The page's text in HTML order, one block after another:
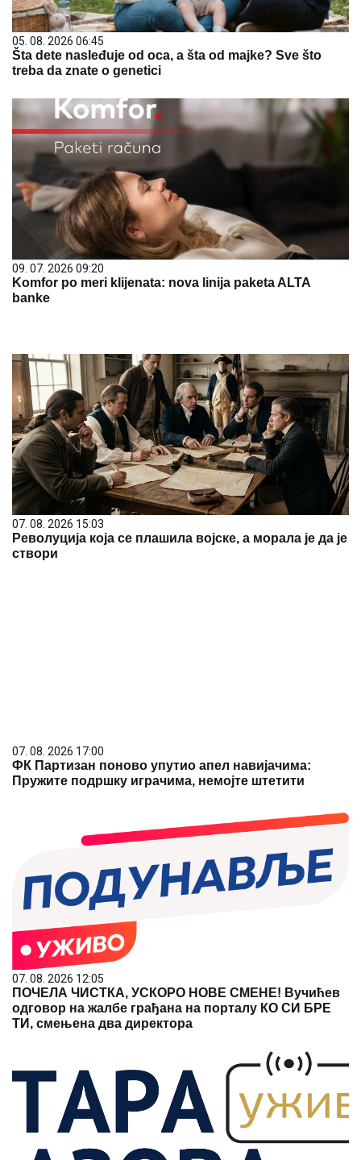
05. 08. 2026 06:45
Šta dete nasleđuje od oca, a šta od majke? Sve što
treba da znate o genetici
09. 07. 2026 09:20
Komfor po meri klijenata: nova linija paketa ALTA
banke
07. 08. 2026 15:03
Револуција која се плашила војске, а морала је да је
створи
07. 08. 2026 17:00
ФК Партизан поново упутио апел навијачима:
Пружите подршку играчима, немојте штетити
07. 08. 2026 12:05
ПОЧЕЛА ЧИСТКА, УСКОРО НОВЕ СМЕНЕ! Вучићев
одговор на жалбе грађана на порталу КО СИ БРЕ
ТИ, смењена два директора